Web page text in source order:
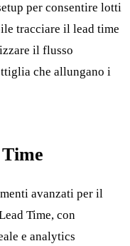
per consentire lotti
tracciare il lead time
il flusso
che allungano i
avanzati per il
Time, con
e analytics